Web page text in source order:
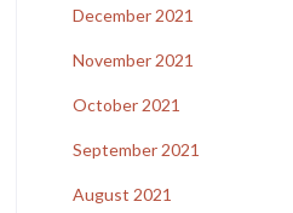
December 2021
November 2021
October 2021
September 2021
August 2021